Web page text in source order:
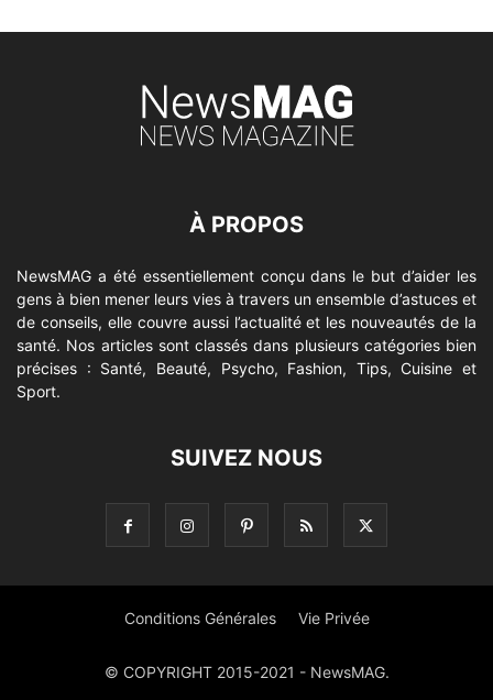
À PROPOS
NewsMAG a été essentiellement conçu dans le but d’aider les
gens à bien mener leurs vies à travers un ensemble d’astuces et
de conseils, elle couvre aussi l’actualité et les nouveautés de la
santé. Nos articles sont classés dans plusieurs catégories bien
précises : Santé, Beauté, Psycho, Fashion, Tips, Cuisine et
Sport.
SUIVEZ NOUS
Conditions Générales Vie Privée
© COPYRIGHT 2015-2021 - NewsMAG.